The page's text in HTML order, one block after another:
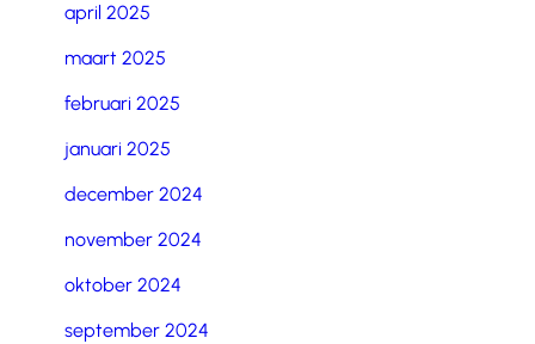
april 2025
maart 2025
februari 2025
januari 2025
december 2024
november 2024
oktober 2024
september 2024